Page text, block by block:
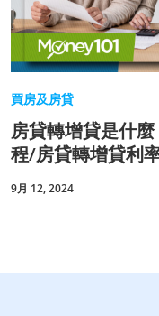
買房及房貸
房貸轉增貸是什
程/房貸轉增貸利
9月 12, 2024